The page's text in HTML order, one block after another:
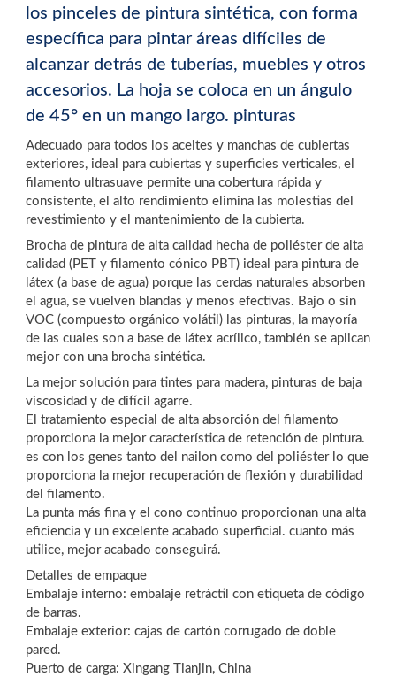
los pinceles de pintura sintética, con forma
específica para pintar áreas difíciles de
alcanzar detrás de tuberías, muebles y otros
accesorios. La hoja se coloca en un ángulo
de 45° en un mango largo. pinturas
Adecuado para todos los aceites y manchas de cubiertas
exteriores, ideal para cubiertas y superficies verticales, el
filamento ultrasuave permite una cobertura rápida y
consistente, el alto rendimiento elimina las molestias del
revestimiento y el mantenimiento de la cubierta.
Brocha de pintura de alta calidad hecha de poliéster de alta
calidad (PET y filamento cónico PBT) ideal para pintura de
látex (a base de agua) porque las cerdas naturales absorben
el agua, se vuelven blandas y menos efectivas. Bajo o sin
VOC (compuesto orgánico volátil) las pinturas, la mayoría
de las cuales son a base de látex acrílico, también se aplican
mejor con una brocha sintética.
La mejor solución para tintes para madera, pinturas de baja
viscosidad y de difícil agarre.
El tratamiento especial de alta absorción del filamento
proporciona la mejor característica de retención de pintura.
es con los genes tanto del nailon como del poliéster lo que
proporciona la mejor recuperación de flexión y durabilidad
del filamento.
La punta más fina y el cono continuo proporcionan una alta
eficiencia y un excelente acabado superficial. cuanto más
utilice, mejor acabado conseguirá.
Detalles de empaque
Embalaje interno: embalaje retráctil con etiqueta de código
de barras.
Embalaje exterior: cajas de cartón corrugado de doble
pared.
Puerto de carga: Xingang Tianjin, China